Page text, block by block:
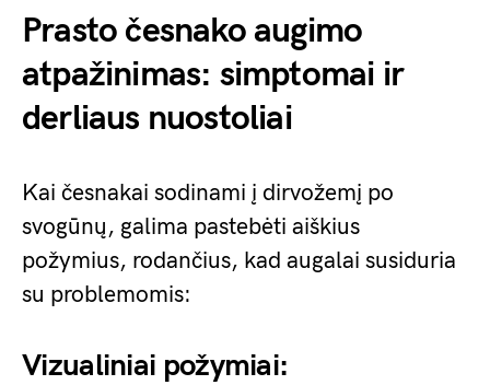
Prasto česnako augimo
atpažinimas: simptomai ir
derliaus nuostoliai
Kai česnakai sodinami į dirvožemį po
svogūnų, galima pastebėti aiškius
požymius, rodančius, kad augalai susiduria
su problemomis:
Vizualiniai požymiai: